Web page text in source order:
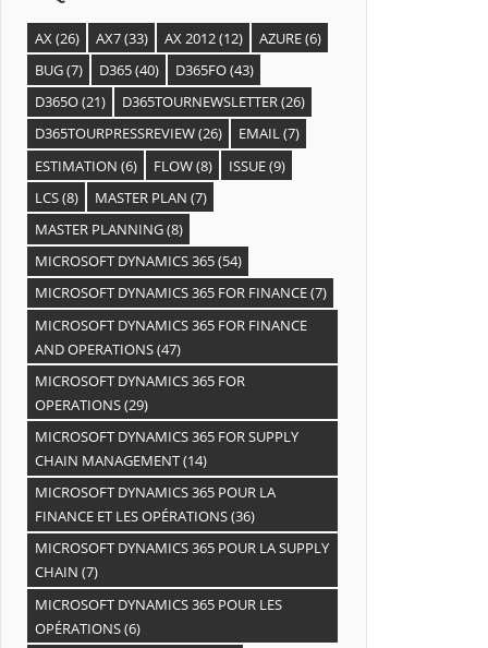
AX(26) AX7(33) AX 2012(12) AZURE(6)
BUG(7) D365(40) D365FO(43)
D365O(21) D365TOURNEWSLETTER(26)
D365TOURPRESSREVIEW(26) EMAIL(7)
ESTIMATION (6) FLOW(8) ISSUE(9)
LCS(8) MASTER PLAN (7)
MASTER PLANNING(8)
MICROSOFT DYNAMICS 365(54)
MICROSOFT DYNAMICS 365 FOR FINANCE(7)
MICROSOFT DYNAMICS 365 FOR FINANCE
AND OPERATIONS(47)
MICROSOFT DYNAMICS 365 FOR
OPERATIONS(29)
MICROSOFT DYNAMICS 365 FOR SUPPLY
CHAIN MANAGEMENT(14)
MICROSOFT DYNAMICS 365 POUR LA
FINANCE ET LES OPÉRATIONS(36)
MICROSOFT DYNAMICS 365 POUR LA SUPPLY
CHAIN (7)
MICROSOFT DYNAMICS 365 POUR LES
OPÉRATIONS(6)